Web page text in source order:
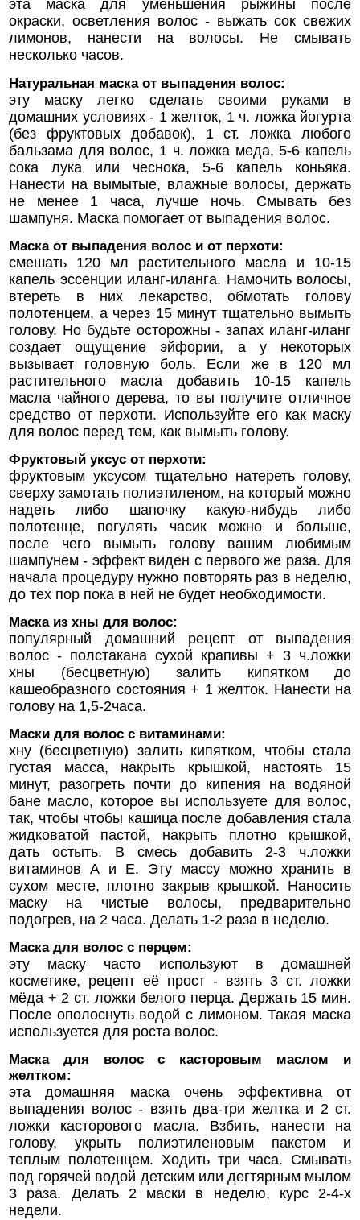
эта маска для уменьшения рыжины после
окраски, осветления волос - выжать сок свежих
лимонов, нанести на волосы. Не смывать
несколько часов.
Натуральная маска от выпадения волос:
эту маску легко сделать своими руками в
домашних условиях - 1 желток, 1 ч. ложка йогурта
(без фруктовых добавок), 1 ст. ложка любого
бальзама для волос, 1 ч. ложка меда, 5-6 капель
сока лука или чеснока, 5-6 капель коньяка.
Нанести на вымытые, влажные волосы, держать
не менее 1 часа, лучше ночь. Смывать без
шампуня. Маска помогает от выпадения волос.
Маска от выпадения волос и от перхоти:
смешать 120 мл растительного масла и 10-15
капель эссенции иланг-иланга. Намочить волосы,
втереть в них лекарство, обмотать голову
полотенцем, а через 15 минут тщательно вымыть
голову. Но будьте осторожны - запах иланг-иланг
создает ощущение эйфории, а у некоторых
вызывает головную боль. Если же в 120 мл
растительного масла добавить 10-15 капель
масла чайного дерева, то вы получите отличное
средство от перхоти. Используйте его как маску
для волос перед тем, как вымыть голову.
Фруктовый уксус от перхоти:
фруктовым уксусом тщательно натереть голову,
сверху замотать полиэтиленом, на который можно
надеть либо шапочку какую-нибудь либо
полотенце, погулять часик можно и больше,
после чего вымыть голову вашим любимым
шампунем - эффект виден с первого же раза. Для
начала процедуру нужно повторять раз в неделю,
до тех пор пока в ней не будет необходимости.
Маска из хны для волос:
популярный домашний рецепт от выпадения
волос - полстакана сухой крапивы + 3 ч.ложки
хны (бесцветную) залить кипятком до
кашеобразного состояния + 1 желток. Нанести на
голову на 1,5-2часа.
Маски для волос с витаминами:
хну (бесцветную) залить кипятком, чтобы стала
густая масса, накрыть крышкой, настоять 15
минут, разогреть почти до кипения на водяной
бане масло, которое вы используете для волос,
так, чтобы чтобы кашица после добавления стала
жидковатой пастой, накрыть плотно крышкой,
дать остыть. В смесь добавить 2-3 ч.ложки
витаминов А и Е. Эту массу можно хранить в
сухом месте, плотно закрыв крышкой. Наносить
маску на чистые волосы, предварительно
подогрев, на 2 часа. Делать 1-2 раза в неделю.
Маска для волос с перцем:
эту маску часто используют в домашней
косметике, рецепт её прост - взять 3 ст. ложки
мёда + 2 ст. ложки белого перца. Держать 15 мин.
После ополоснуть водой с лимоном. Такая маска
используется для роста волос.
Маска для волос с касторовым маслом и
желтком:
эта домашняя маска очень эффективна от
выпадения волос - взять два-три желтка и 2 ст.
ложки касторового масла. Взбить, нанести на
голову, укрыть полиэтиленовым пакетом и
теплым полотенцем. Ходить три часа. Смывать
под горячей водой детским или дегтярным мылом
3 раза. Делать 2 маски в неделю, курс 2-4-х
недели.